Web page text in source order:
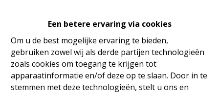
Een betere ervaring via cookies
Om u de best mogelijke ervaring te bieden,
gebruiken zowel wij als derde partijen technologieën
zoals cookies om toegang te krijgen tot
apparaatinformatie en/of deze op te slaan. Door in te
stemmen met deze technologieën, stelt u ons en